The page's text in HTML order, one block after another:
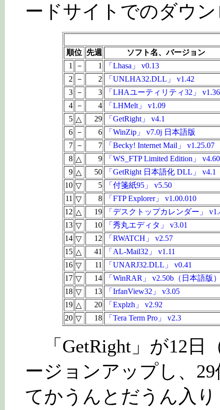
ードサイトでのダウ
順位 先週
ソフト名、バージョン
1
－ 1
「Lhasa」 v0.13
2
－ 2
「UNLHA32.DLL」 v1.42
3
－ 3
「LHAユーティリティ32」 v1.36
4
－ 4
「LHMelt」 v1.09
5 △ 29
「GetRight」 v4.1
6
－ 6
「WinZip」 v7.0j 日本語版
7
－ 7
「Becky! Internet Mail」 v1.25.07
8 △ 9
「WS_FTP Limited Edition」 v4.60
9 △ 50
「GetRight 日本語化 DLL」 v4.1
10 ▽ 5
「付箋紙95」 v5.50
11 ▽ 8
「FTP Explorer」 v1.00.010
12 △ 19
「デスクトップカレンダー」
13 ▽ 10
「秀丸エディタ」 v3.01
14 ▽ 12
「RWATCH」 v2.57
15 △ 41
「AL-Mail32」 v1.11
16 ▽ 11
「UNARJ32.DLL」 v0.41
17 ▽ 14
「WinRAR」 v2.50b（日本語版
18 ▽ 13
「IrfanView32」 v3.05
19 △ 20
「Explzh」 v2.92
20 ▽ 18 「Tera Term Pro」 v2.3
「GetRight」が12日
ージョンアップし、
てかうんとだうん入